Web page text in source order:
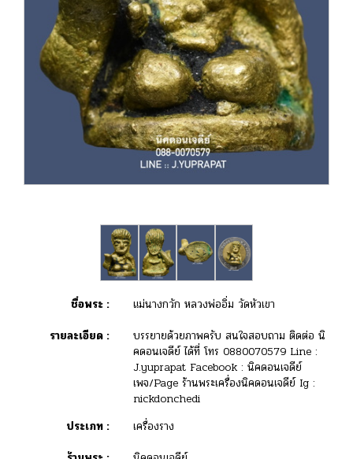
ชื่อพระ :
แม่นางกวัก หลวงพ่ออิ่ม วัดหัวเขา
รายละเอียด :
บรรยายด้วยภาพครับ สนใจสอบถาม ติดต่อ นิ
คดอนเจดีย์ ได้ที่ โทร 0880070579 Line :
J.yuprapat Facebook : นิคดอนเจดีย์
เพจ/Page ร้านพระเครื่องนิคดอนเจดีย์ Ig :
nickdonchedi
ประเภท :
เครื่องราง